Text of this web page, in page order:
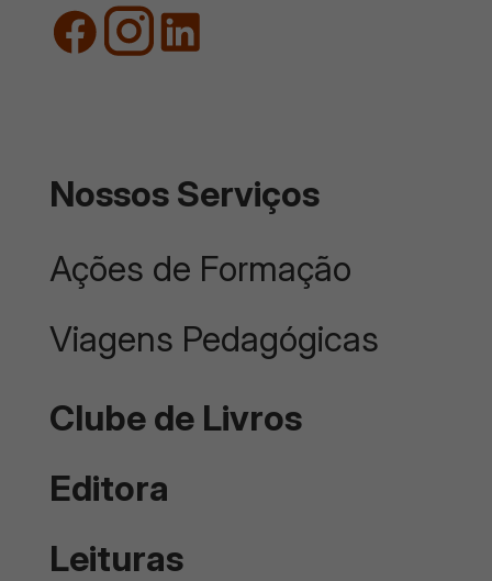
Nossos Serviços
Ações de Formação
Viagens Pedagógicas
Clube de Livros
Editora
Leituras